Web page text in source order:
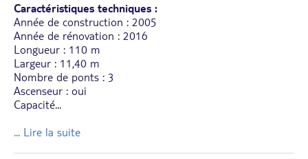
Caractéristiques techniques :
Année de construction : 2005
Année de rénovation : 2016
Longueur : 110 m
Largeur : 11,40 m
Nombre de ponts : 3
Ascenseur : oui
Capacité...
... Lire la suite